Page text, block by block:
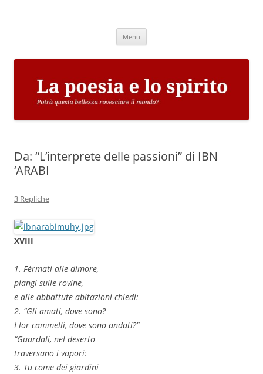
Menu
Da: “L’interprete delle passioni” di IBN
‘ARABI
3 Repliche
XVIII
1. Férmati alle dimore,
piangi sulle rovine,
e alle abbattute abitazioni chiedi:
2. “Gli amati, dove sono?
I lor cammelli, dove sono andati?”
“Guardali, nel deserto
traversano i vapori:
3. Tu come dei giardini